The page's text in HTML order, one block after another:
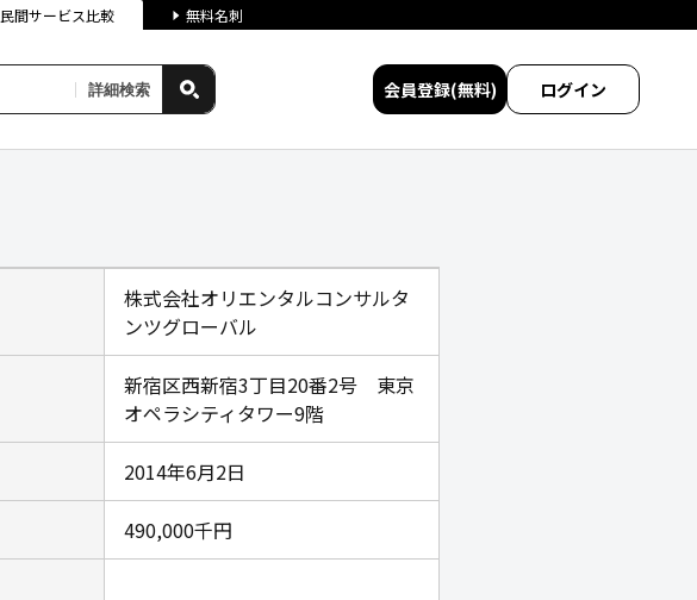
民間サービス比較 無料名刺
詳細検索 会員登録(無料) ログイン
株式会社オリエンタルコンサルタ
ンツグローバル
新宿区西新宿3丁目20番2号 東京
オペラシティタワー9階
2014年6月2日
490,000千円